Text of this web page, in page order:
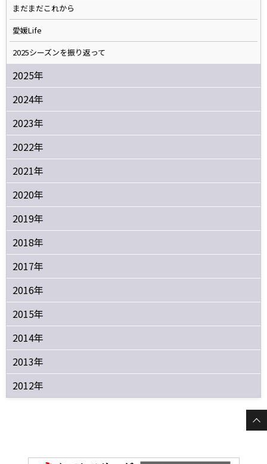
まだまだこれから
愛媛Life
2025シーズンを振り返って
2025年
2024年
2023年
2022年
2021年
2020年
2019年
2018年
2017年
2016年
2015年
2014年
2013年
2012年